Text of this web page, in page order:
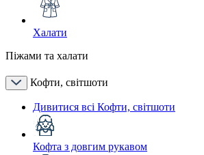
Халати
Піжами та халати
Кофти, світшоти
Дивитися всі Кофти, світшоти
Кофта з довгим рукавом